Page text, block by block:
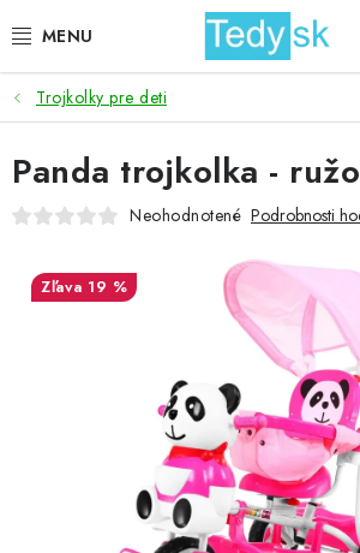
na
BICYKLE
ZÁHRADA
DOMÁCNOSŤ
ŠPORT
AKCIOVÝ TOVAR
GALÉRIA OD ZÁKAZNÍKOV
Trojkolky pre deti
Panda trojkolka -
Neohodnotené Podrobnosti
19 %